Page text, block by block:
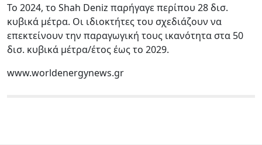
Το 2024, το Shah Deniz παρήγαγε περίπου 28 δισ.
κυβικά μέτρα. Οι ιδιοκτήτες του σχεδιάζουν να
επεκτείνουν την παραγωγική τους ικανότητα στα 50
δισ. κυβικά μέτρα/έτος έως το 2029.
www.worldenergynews.gr